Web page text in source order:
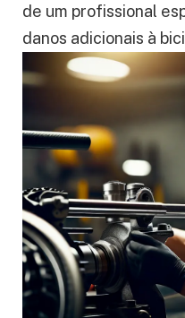
de um profissional
danos adicionais à